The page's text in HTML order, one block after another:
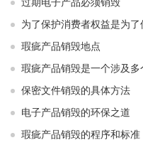
为了保护消费者权益是为
瑕疵产品销毁地点
瑕疵产品销毁是一个涉及
保密文件销毁的具体方法
电子产品销毁的环保之道
瑕疵产品销毁的程序和标准